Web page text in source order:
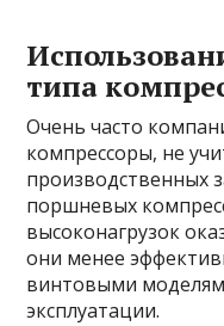
типа
Очень часто
компрессоры, не
производственных
поршневых
высоконагрузок
они менее
винтовыми
эксплуатации.